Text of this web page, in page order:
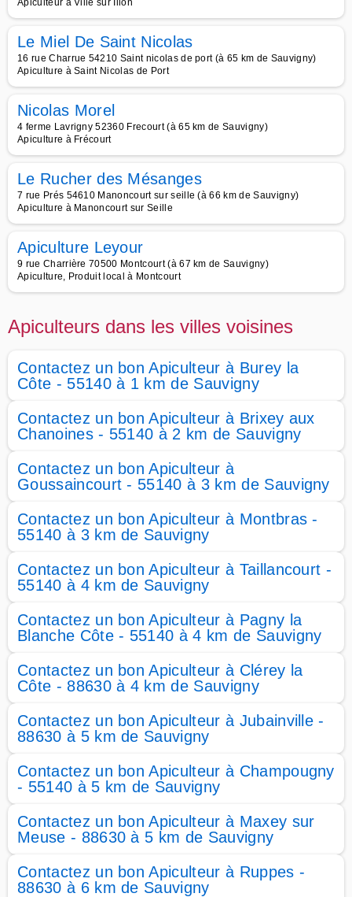
Apiculteur à Ville sur Illon
Le Miel De Saint Nicolas
16 rue Charrue 54210 Saint nicolas de port (à 65 km de Sauvigny)
Apiculture à Saint Nicolas de Port
Nicolas Morel
4 ferme Lavrigny 52360 Frecourt (à 65 km de Sauvigny)
Apiculture à Frécourt
Le Rucher des Mésanges
7 rue Prés 54610 Manoncourt sur seille (à 66 km de Sauvigny)
Apiculture à Manoncourt sur Seille
Apiculture Leyour
9 rue Charrière 70500 Montcourt (à 67 km de Sauvigny)
Apiculture, Produit local à Montcourt
Apiculteurs dans les villes voisines
Contactez un bon Apiculteur à Burey la
Côte - 55140 à 1 km de Sauvigny
Contactez un bon Apiculteur à Brixey aux
Chanoines - 55140 à 2 km de Sauvigny
Contactez un bon Apiculteur à
Goussaincourt - 55140 à 3 km de Sauvigny
Contactez un bon Apiculteur à Montbras -
55140 à 3 km de Sauvigny
Contactez un bon Apiculteur à Taillancourt -
55140 à 4 km de Sauvigny
Contactez un bon Apiculteur à Pagny la
Blanche Côte - 55140 à 4 km de Sauvigny
Contactez un bon Apiculteur à Clérey la
Côte - 88630 à 4 km de Sauvigny
Contactez un bon Apiculteur à Jubainville -
88630 à 5 km de Sauvigny
Contactez un bon Apiculteur à Champougny
- 55140 à 5 km de Sauvigny
Contactez un bon Apiculteur à Maxey sur
Meuse - 88630 à 5 km de Sauvigny
Contactez un bon Apiculteur à Ruppes -
88630 à 6 km de Sauvigny